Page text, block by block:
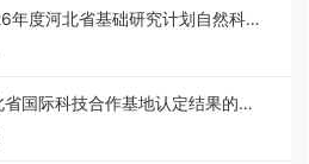
年度河北省基础研究计划自然科学
国际科技合作基地认定结果的通